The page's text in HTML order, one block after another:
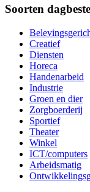
Soorten
Creatief
Diensten
Horeca
Handenarbeid
Industrie
Groen en dier
Zorgboerderij
Sportief
Theater
Winkel
ICT/computers
Arbeidsmatig